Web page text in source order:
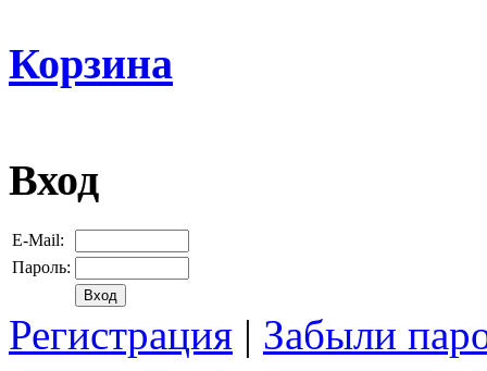
Корзина
Вход
E-Mail:
Пароль:
Регистрация | Забыли